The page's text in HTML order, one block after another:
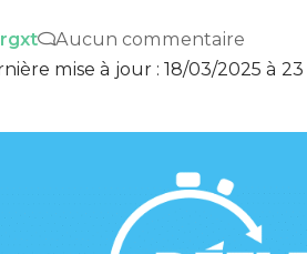
mise à jour : 18/03/2025 à
Aucun commentaire